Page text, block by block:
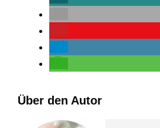
Über den Autor